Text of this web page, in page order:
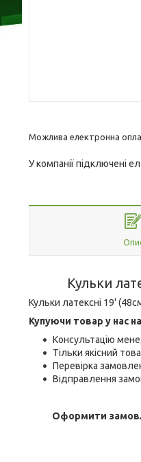
У компанії підключені
Кульки
Кульки латексні 19'
Купуючи товар у нас
Консультацію
Тільки якісний
Перевірка
Відправлення
Оформити